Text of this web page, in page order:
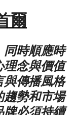
爾
同時順應時
理念與價值
與傳播風格
趨勢和市場
牌必須持續